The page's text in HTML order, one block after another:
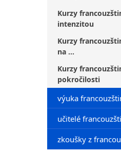
Kurzy
intenzitou
Kurzy
na ...
Kurzy
pokročilosti
výuka
učitelé
zkoušky z